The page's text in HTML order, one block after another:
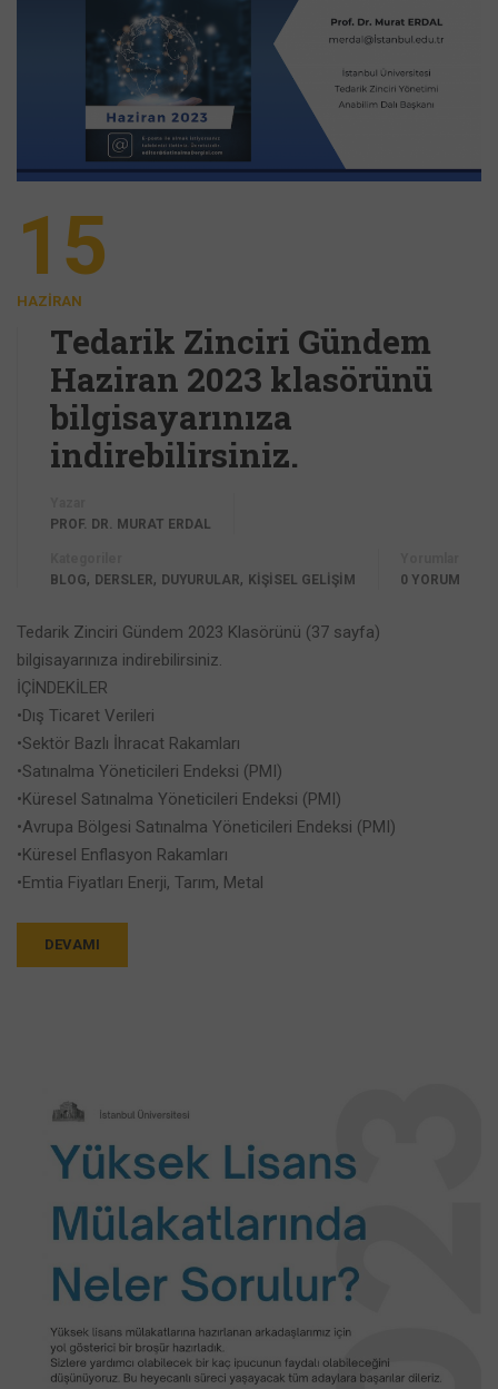
15
HAZIRAN
Tedarik Zinciri Gündem
Haziran 2023 klasörünü
bilgisayarınıza
indirebilirsiniz.
PROF. DR. MURAT ERDAL
BLOG, DERSLER, DUYURULAR, KİŞİSEL GELİŞİM
0 YORUM
Tedarik Zinciri Gündem 2023 Klasörünü (37 sayfa)
bilgisayarınıza indirebilirsiniz.
İÇİNDEKİLER
•Dış Ticaret Verileri
•Sektör Bazlı İhracat Rakamları
•Satınalma Yöneticileri Endeksi (PMI)
•Küresel Satınalma Yöneticileri Endeksi (PMI)
•Avrupa Bölgesi Satınalma Yöneticileri Endeksi (PMI)
•Küresel Enflasyon Rakamları
•Emtia Fiyatları Enerji, Tarım, Metal
DEVAMI